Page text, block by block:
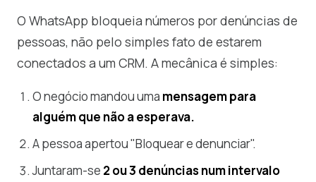
O WhatsApp bloqueia números por denúncias de
pessoas, não pelo simples fato de estarem
conectados a um CRM. A mecânica é simples:
O negócio mandou uma mensagem para
alguém que não a esperava.
A pessoa apertou "Bloquear e denunciar".
Juntaram-se 2 ou 3 denúncias num intervalo